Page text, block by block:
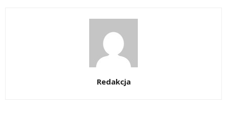
Redakcja